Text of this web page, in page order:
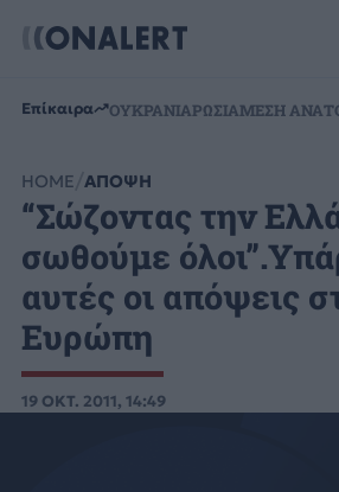
Επίκαιρα ΟΥΚΡΑΝΙΑΡΩΣΙΑΜΕΣΗ
HOME ΑΠΟΨΗ
“Σώζοντας την
σωθούμε
αυτές οι απόψεις
Ευρώπη
19 ΟΚΤ. 2011, 14:49